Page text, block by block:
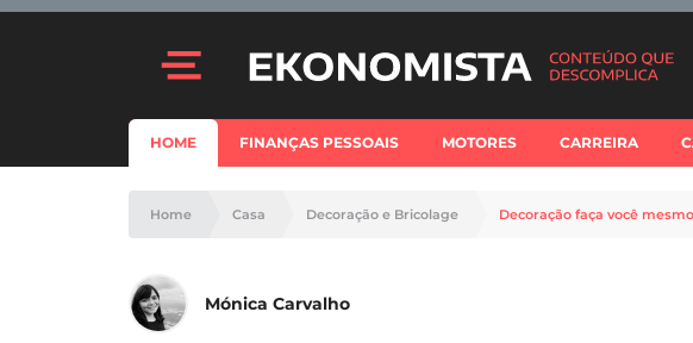
HOME FINANÇAS PESSOAIS MOTORES CARREIRA
Home Casa Decoração e Bricolage Decoração faça você
Mónica Carvalho